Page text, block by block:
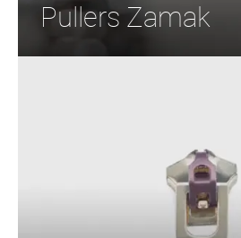
Pullers Zamak